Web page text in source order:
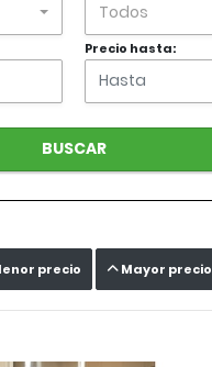
Todos
Precio hasta:
BUSCAR
precio Mayor precio